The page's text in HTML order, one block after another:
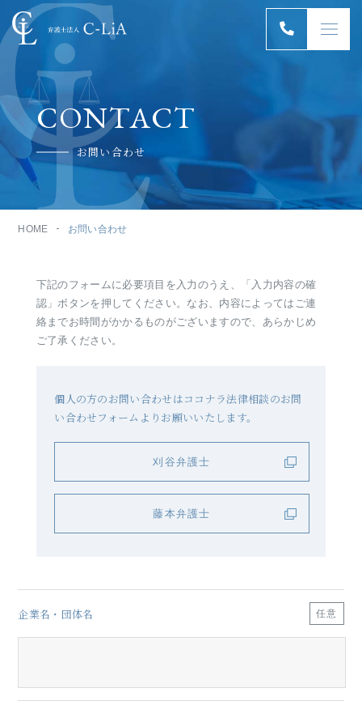
CONTACT
お問い合わせ
HOME お問い合わせ
下記のフォームに必要項目を入力のうえ、「入力内容の確
認」ボタンを押してください。 なお、内容によってはご連
絡までお時間がかかるものがございますので、 あらかじめ
ご了承ください。
個人の方のお問い合わせはココナラ法律相談のお問
い合わせフォームよりお願いいたします。
刈谷弁護士
藤本弁護士
企業名・団体名 任意